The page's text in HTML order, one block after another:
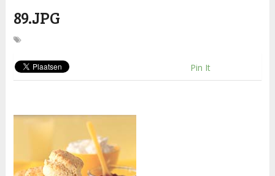
89.JPG
Pin It